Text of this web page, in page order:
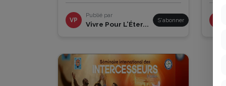
VP
Publié par
Vivre Pour L’Éter... S'abonner